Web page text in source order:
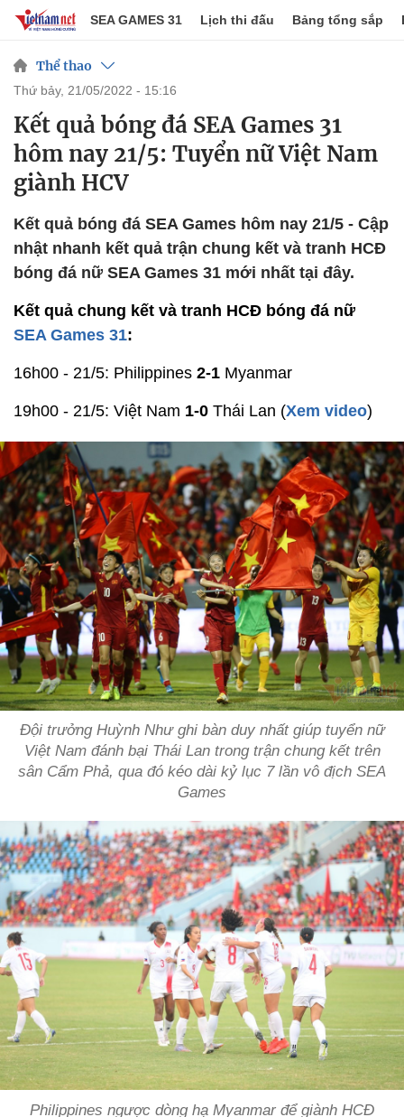
SEA GAMES 31 Lịch thi đấu Bảng tổng sắp
Thể thao
thứ bảy, 21/05/2022 - 15:16
Kết quả bóng đá SEA Games 31
hôm nay 21/5: Tuyển nữ Việt Nam
giành HCV
Kết quả bóng đá SEA Games hôm nay 21/5 - Cập
nhật nhanh kết quả trận chung kết và tranh HCĐ
bóng đá nữ SEA Games 31 mới nhất tại đây.
Kết quả chung kết và tranh HCĐ bóng đá nữ
SEA Games 31:
16h00 - 21/5: Philippines 2-1 Myanmar
19h00 - 21/5: Việt Nam 1-0 Thái Lan (Xem video)
Đội trưởng Huỳnh Như ghi bàn duy nhất giúp tuyển nữ
Việt Nam đánh bại Thái Lan trong trận chung kết trên
sân Cẩm Phả, qua đó kéo dài kỷ lục 7 lần vô địch SEA
Games
Philippines ngược dòng hạ Myanmar để giành HCĐ